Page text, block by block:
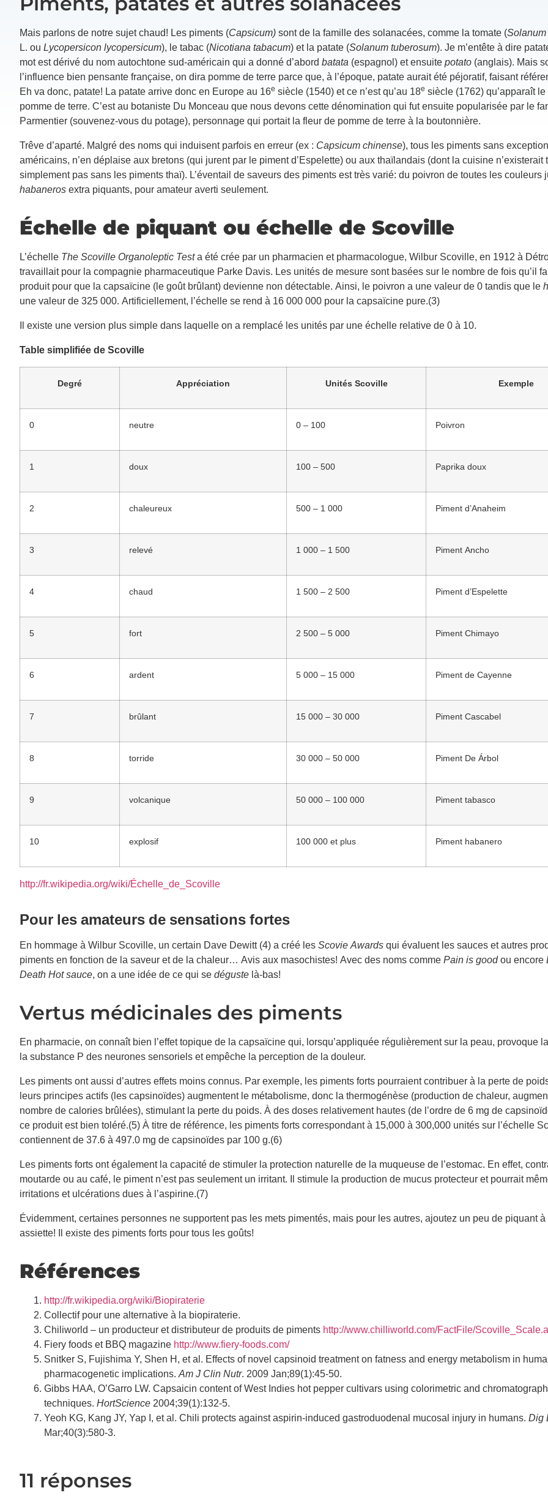
Mais parlons de notre sujet chaud! Les piments (Capsicum)sont de la famille des solanacées, comme la tomate (
L. ou Lycopersicon lycopersicum), le tabac (Nicotiana tabacum) et la patate (Solanum tuberosum). Je m’entête à dire
mot est dérivé du nom autochtone sud-américain qui a donné d’abord batata (espagnol) et ensuitepotato (anglais). Mais
l’influence bien pensante française, on dira pomme de terre parce que, à l’époque, patate aurait été péjoratif, faisant
Eh va donc, patate! La patate arrive donc en Europe au 16e siècle (1540) et ce n’est qu’au 18e siècle (1762) qu’apparaît
pomme de terre. C’est au botaniste Du Monceau que nous devons cette dénomination qui fut ensuite popularisée par le
Parmentier (souvenez-vous du potage), personnage qui portait la fleur de pomme de terre à la boutonnière.
Trêve d’aparté. Malgré des noms qui induisent parfois en erreur (ex : Capsicum chinense), tous les piments sans
américains, n’en déplaise aux bretons (qui jurent par le piment d’Espelette) ou aux thaïlandais (dont la cuisine n’existerait
simplement pas sans les piments thaï). L’éventail de saveurs des piments est très varié: du poivron de toutes les couleurs
habanerosextra piquants, pour amateur averti seulement.
Échelle de piquant ou échelle de Scoville
L’échelle The Scoville Organoleptic Testa été crée par un pharmacien et pharmacologue, Wilbur Scoville, en 1912 à
travaillait pour la compagnie pharmaceutique Parke Davis. Les unités de mesure sont basées sur le nombre de fois qu’il
produit pour que la capsaïcine (le goût brûlant) devienne non détectable. Ainsi, le poivron a une valeur de 0 tandis que le
une valeur de 325 000. Artificiellement, l’échelle se rend à 16 000 000 pour la capsaïcine pure.(3)
Il existe une version plus simple dans laquelle on a remplacé les unités par une échelle relative de 0 à 10.
Table simplifiée de Scoville
Degré Appréciation Unités Scoville Exemple
0 neutre 0 – 100 Poivron
1 doux 100 – 500 Paprika doux
2 chaleureux 500 – 1 000 Piment d’Anaheim
3 relevé 1 000 – 1 500 Piment Ancho
4 chaud 1 500 – 2 500 Piment d’Espelette
5 fort 2 500 – 5 000 Piment Chimayo
6 ardent 5 000 – 15 000 Piment de Cayenne
7 brûlant 15 000 – 30 000 Piment Cascabel
8 torride 30 000 – 50 000 Piment De Árbol
9 volcanique 50 000 – 100 000 Piment tabasco
10 explosif 100 000 et plus Piment habanero
http://fr.wikipedia.org/wiki/Échelle_de_Scoville
Pour les amateurs de sensations fortes
En hommage à Wilbur Scoville, un certain Dave Dewitt (4) a créé lesScovie Awardsqui évaluent les sauces et autres
piments en fonction de la saveur et de la chaleur… Avis aux masochistes! Avec des noms commePain is goodou encore
Death Hot sauce, on a une idée de ce qui sedéguste là-bas!
Vertus médicinales des piments
En pharmacie, on connaît bien l’effet topique de la capsaïcine qui, lorsqu’appliquée régulièrement sur la peau, provoque
la substance P des neurones sensoriels et empêche la perception de la douleur.
Les piments ont aussi d’autres effets moins connus. Par exemple, les piments forts pourraient contribuer à la perte de
leurs principes actifs (les capsinoïdes) augmentent le métabolisme, donc la thermogénèse (production de chaleur,
nombre de calories brûlées), stimulant la perte du poids. À des doses relativement hautes (de l’ordre de 6 mg de
ce produit est bien toléré.(5) À titre de référence, les piments forts correspondant à 15,000 à 300,000 unités sur l’échelle
contiennent de 37.6 à 497.0 mg de capsinoïdes par 100 g.(6)
Les piments forts ont également la capacité de stimuler la protection naturelle de la muqueuse de l’estomac. En effet,
moutarde ou au café, le piment n’est pas seulement un irritant. Il stimule la production de mucus protecteur et pourrait
irritations et ulcérations dues à l’aspirine.(7)
Évidemment, certaines personnes ne supportent pas les mets pimentés, mais pour les autres, ajoutez un peu de piquant à
assiette! Il existe des piments forts pour tous les goûts!
Références
http://fr.wikipedia.org/wiki/Biopiraterie
Collectif pour une alternative à la biopiraterie.
Chiliworld – un producteur et distributeur de produits de piments http://www.chilliworld.com/FactFile/
Fiery foods et BBQ magazine http://www.fiery-foods.com/
Snitker S, Fujishima Y, Shen H, et al. Effects of novel capsinoid treatment on fatness and energy metabolism in
pharmacogenetic implications.Am J Clin Nutr. 2009 Jan;89(1):45-50.
Gibbs HAA, O’Garro LW. Capsaicin content of West Indies hot pepper cultivars using colorimetric and
techniques. HortScience2004;39(1):132-5.
Yeoh KG, Kang JY, Yap I, et al. Chili protects against aspirin-induced gastroduodenal mucosal injury in humans. Dig
Mar;40(3):580-3.
11 réponses